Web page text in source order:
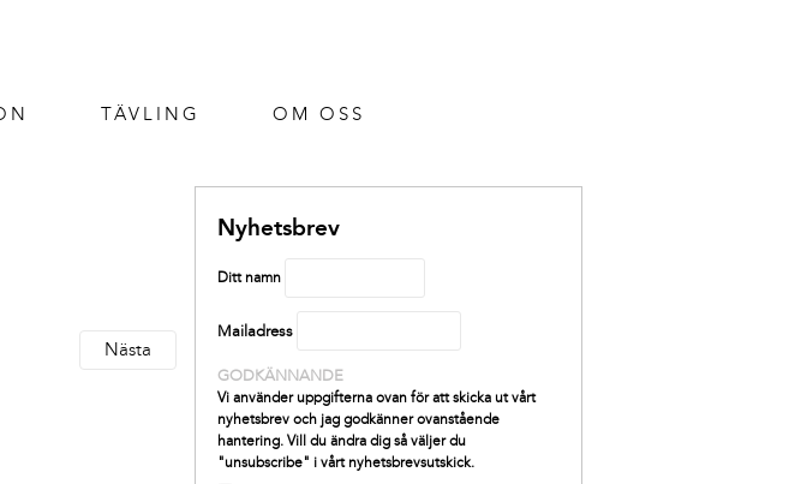
TÄVLING OM OSS
Nästa
Nyhetsbrev
Ditt namn
Mailadress
GODKÄNNANDE
Vi använder uppgifterna ovan för att skicka ut vårt
nyhetsbrev och jag godkänner ovanstående
hantering. Vill du ändra dig så väljer du
"unsubscribe" i vårt nyhetsbrevsutskick.